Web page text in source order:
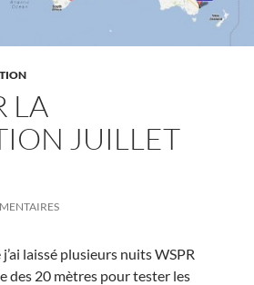
LA
JUILLET
laissé plusieurs nuits WSPR
des 20 mètres pour tester les